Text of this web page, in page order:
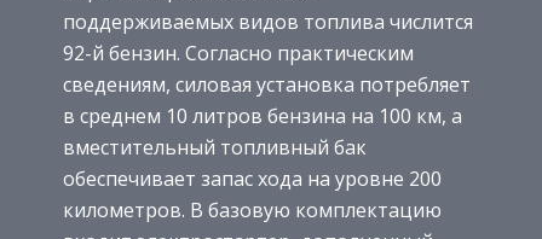
поддерживаемых видов топлива числится
92-й бензин. Согласно практическим
сведениям, силовая установка потребляет
в среднем 10 литров бензина на 100 км, а
вместительный топливный бак
обеспечивает запас хода на уровне 200
километров. В базовую комплектацию